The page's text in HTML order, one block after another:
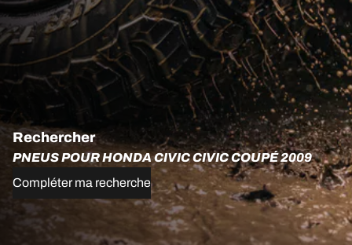
Rechercher
PNEUS POUR HONDA CIVIC CIVIC COUPÉ 2009
Compléter ma recherche